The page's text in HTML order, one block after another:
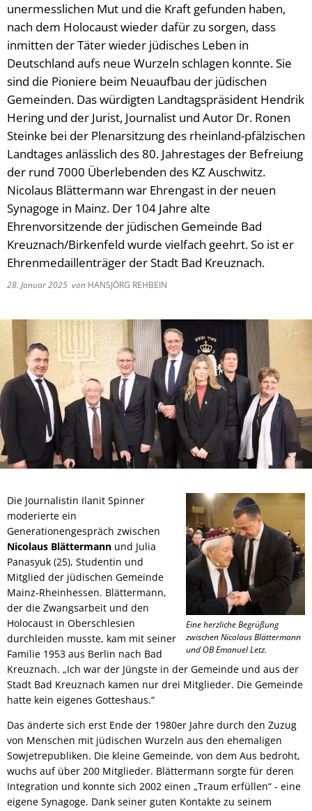
unermesslichen Mut und die Kraft gefunden haben,
nach dem Holocaust wieder dafür zu sorgen, dass
inmitten der Täter wieder jüdisches Leben in
Deutschland aufs neue Wurzeln schlagen konnte. Sie
sind die Pioniere beim Neuaufbau der jüdischen
Gemeinden. Das würdigten Landtagspräsident Hendrik
Hering und der Jurist, Journalist und Autor Dr. Ronen
Steinke bei der Plenarsitzung des rheinland-pfälzischen
Landtages anlässlich des 80. Jahrestages der Befreiung
der rund 7000 Überlebenden des KZ Auschwitz.
Nicolaus Blättermann war Ehrengast in der neuen
Synagoge in Mainz. Der 104 Jahre alte
Ehrenvorsitzende der jüdischen Gemeinde Bad
Kreuznach/Birkenfeld wurde vielfach geehrt. So ist er
Ehrenmedaillenträger der Stadt Bad Kreuznach.
28. Januar 2025 von HANSJÖRG REHBEIN
Eine herzliche Begrüßung
zwischen Nicolaus Blättermann
und OB Emanuel Letz.
Die Journalistin Ilanit Spinner
moderierte ein
Generationengespräch zwischen
Nicolaus Blättermann und Julia
Panasyuk (25), Studentin und
Mitglied der jüdischen Gemeinde
Mainz-Rheinhessen. Blättermann,
der die Zwangsarbeit und den
Holocaust in Oberschlesien
durchleiden musste, kam mit seiner
Familie 1953 aus Berlin nach Bad
Kreuznach. „Ich war der Jüngste in der Gemeinde und aus der
Stadt Bad Kreuznach kamen nur drei Mitglieder. Die Gemeinde
hatte kein eigenes Gotteshaus.“
Das änderte sich erst Ende der 1980er Jahre durch den Zuzug
von Menschen mit jüdischen Wurzeln aus den ehemaligen
Sowjetrepubliken. Die kleine Gemeinde, von dem Aus bedroht,
wuchs auf über 200 Mitglieder. Blättermann sorgte für deren
Integration und konnte sich 2002 einen „Traum erfüllen“ - eine
eigene Synagoge. Dank seiner guten Kontakte zu seinem